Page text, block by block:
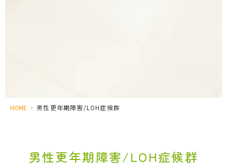
HOME > 男性更年期障害/LOH症候群
男性更年期障害/LOH症候群